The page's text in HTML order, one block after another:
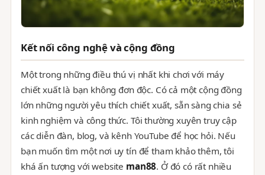
Kết nối công nghệ và cộng đồng
Một trong những điều thú vị nhất khi chơi với máy
chiết xuất là bạn không đơn độc. Có cả một cộng đồng
lớn những người yêu thích chiết xuất, sẵn sàng chia sẻ
kinh nghiệm và công thức. Tôi thường xuyên truy cập
các diễn đàn, blog, và kênh YouTube để học hỏi. Nếu
bạn muốn tìm một nơi uy tín để tham khảo thêm, tôi
khá ấn tượng với website man88. Ở đó có rất nhiều